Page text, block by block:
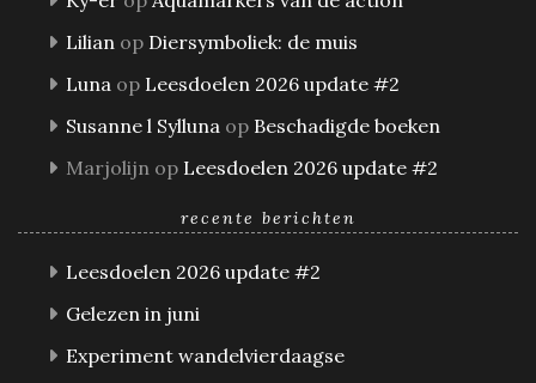
Lilian op Diersymboliek: de muis
Luna op Leesdoelen 2026 update #2
Susanne l Sylluna op Beschadigde boeken
Marjolijn op Leesdoelen 2026 update #2
recente berichten
Leesdoelen 2026 update #2
Gelezen in juni
Experiment wandelvierdaagse